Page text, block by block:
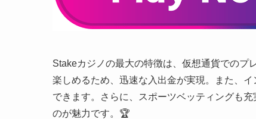
Stakeカジノの最大の特徴は、仮想通貨でのプ
楽しめるため、迅速な入出金が実現。また、
できます。さらに、スポーツベッティングも
のが魅力です。🏆